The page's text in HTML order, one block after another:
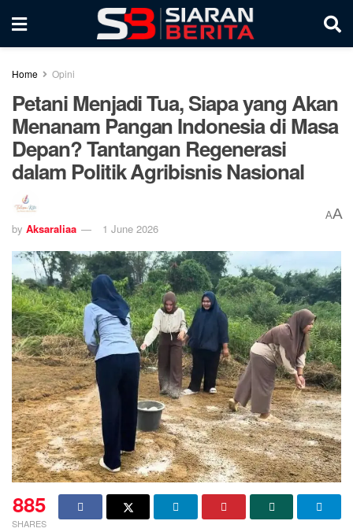
Home Opini
Petani Menjadi Tua, Siapa yang Akan
Menanam Pangan Indonesia di Masa
Depan? Tantangan Regenerasi
dalam Politik Agribisnis Nasional
by Aksaraliaa 1 June 2026
AA
885
SHARES